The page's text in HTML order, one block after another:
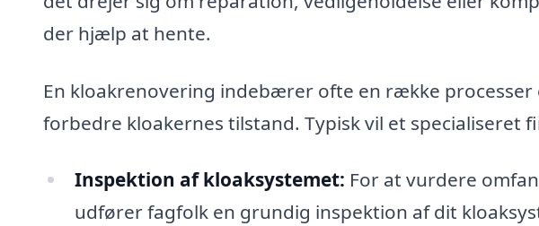
der hjælp at hente.
En kloakrenovering indebærer ofte en række
forbedre kloakernes tilstand. Typisk vil et specialiseret
Inspektion af kloaksystemet: For at vurdere
udfører fagfolk en grundig inspektion af dit